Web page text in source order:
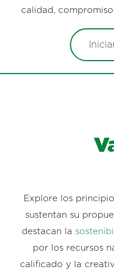
calidad,
Explore los
sustentan su
destacan la
por los recursos
calificado y la